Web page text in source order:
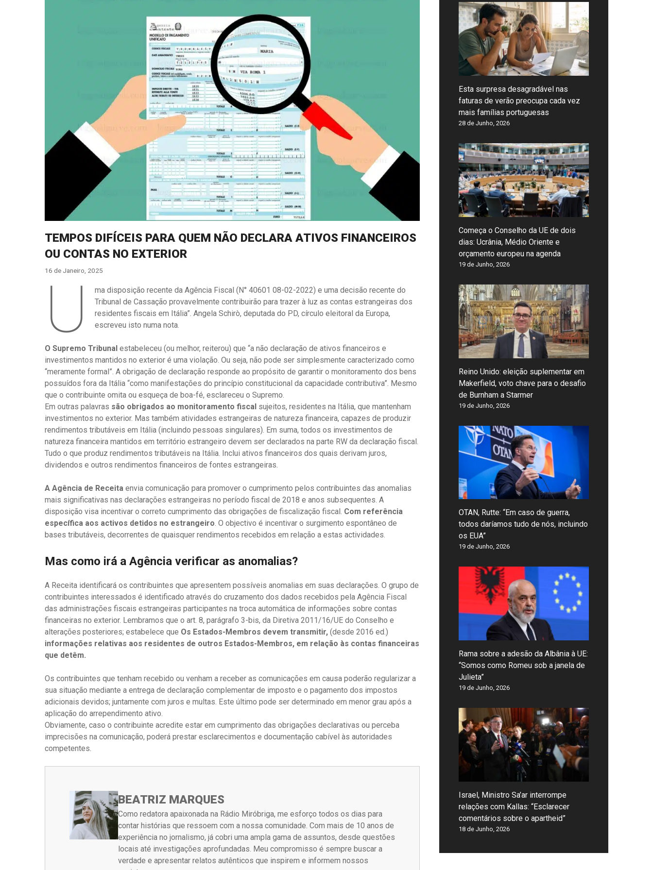
TEMPOS DIFÍCEIS PARA QUEM NÃO DECLARA ATIVOS FINANCEIROS
OU CONTAS NO EXTERIOR
16 de Janeiro, 2025
U
ma disposição recente da Agência Fiscal (N° 40601 08-02-2022) e uma decisão recente do
Tribunal de Cassação provavelmente contribuirão para trazer à luz as contas estrangeiras dos
residentes fiscais em Itália”. Angela Schirò, deputada do PD, círculo eleitoral da Europa,
escreveu isto numa nota.
O Supremo Tribunal estabeleceu (ou melhor, reiterou) que “a não declaração de ativos financeiros e
investimentos mantidos no exterior é uma violação. Ou seja, não pode ser simplesmente caracterizado como
“meramente formal”. A obrigação de declaração responde ao propósito de garantir o monitoramento dos bens
possuídos fora da Itália “como manifestações do princípio constitucional da capacidade contributiva”. Mesmo
que o contribuinte omita ou esqueça de boa-fé, esclareceu o Supremo.
Em outras palavras são obrigados ao monitoramento fiscal sujeitos, residentes na Itália, que mantenham
investimentos no exterior. Mas também atividades estrangeiras de natureza financeira, capazes de produzir
rendimentos tributáveis ​​em Itália (incluindo pessoas singulares). Em suma, todos os investimentos de
natureza financeira mantidos em território estrangeiro devem ser declarados na parte RW da declaração fiscal.
Tudo o que produz rendimentos tributáveis ​​na Itália. Inclui ativos financeiros dos quais derivam juros,
dividendos e outros rendimentos financeiros de fontes estrangeiras.
A Agência de Receita envia comunicação para promover o cumprimento pelos contribuintes das anomalias
mais significativas nas declarações estrangeiras no período fiscal de 2018 e anos subsequentes. A
disposição visa incentivar o correto cumprimento das obrigações de fiscalização fiscal. Com referência
específica aos activos detidos no estrangeiro. O objectivo é incentivar o surgimento espontâneo de
bases tributáveis, decorrentes de quaisquer rendimentos recebidos em relação a estas actividades.
Mas como irá a Agência verificar as anomalias?
A Receita identificará os contribuintes que apresentem possíveis anomalias em suas declarações. O grupo de
contribuintes interessados ​​é identificado através do cruzamento dos dados recebidos pela Agência Fiscal
das administrações fiscais estrangeiras participantes na troca automática de informações sobre contas
financeiras no exterior. Lembramos que o art. 8, parágrafo 3-bis, da Diretiva 2011/16/UE do Conselho e
alterações posteriores; estabelece que Os Estados-Membros devem transmitir, (desde 2016 ed.)
informações relativas aos residentes de outros Estados-Membros, em relação às contas financeiras
que detêm.
Os contribuintes que tenham recebido ou venham a receber as comunicações em causa poderão regularizar a
sua situação mediante a entrega de declaração complementar de imposto e o pagamento dos impostos
adicionais devidos; juntamente com juros e multas. Este último pode ser determinado em menor grau após a
aplicação do arrependimento ativo.
Obviamente, caso o contribuinte acredite estar em cumprimento das obrigações declarativas ou perceba
imprecisões na comunicação, poderá prestar esclarecimentos e documentação cabível às autoridades
competentes.
BEATRIZ MARQUES
Como redatora apaixonada na Rádio Miróbriga, me esforço todos os dias para
contar histórias que ressoem com a nossa comunidade. Com mais de 10 anos de
experiência no jornalismo, já cobri uma ampla gama de assuntos, desde questões
locais até investigações aprofundadas. Meu compromisso é sempre buscar a
verdade e apresentar relatos autênticos que inspirem e informem nossos
Esta surpresa desagradável nas
faturas de verão preocupa cada vez
mais famílias portuguesas
28 de Junho, 2026
Começa o Conselho da UE de dois
dias: Ucrânia, Médio Oriente e
orçamento europeu na agenda
19 de Junho, 2026
Reino Unido: eleição suplementar em
Makerfield, voto chave para o desafio
de Burnham a Starmer
19 de Junho, 2026
OTAN, Rutte: “Em caso de guerra,
todos daríamos tudo de nós, incluindo
os EUA”
19 de Junho, 2026
Rama sobre a adesão da Albânia à UE:
“Somos como Romeu sob a janela de
Julieta”
19 de Junho, 2026
Israel, Ministro Sa’ar interrompe
relações com Kallas: “Esclarecer
comentários sobre o apartheid”
18 de Junho, 2026